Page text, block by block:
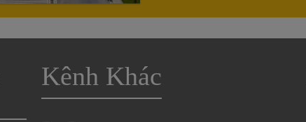
Kênh Khác